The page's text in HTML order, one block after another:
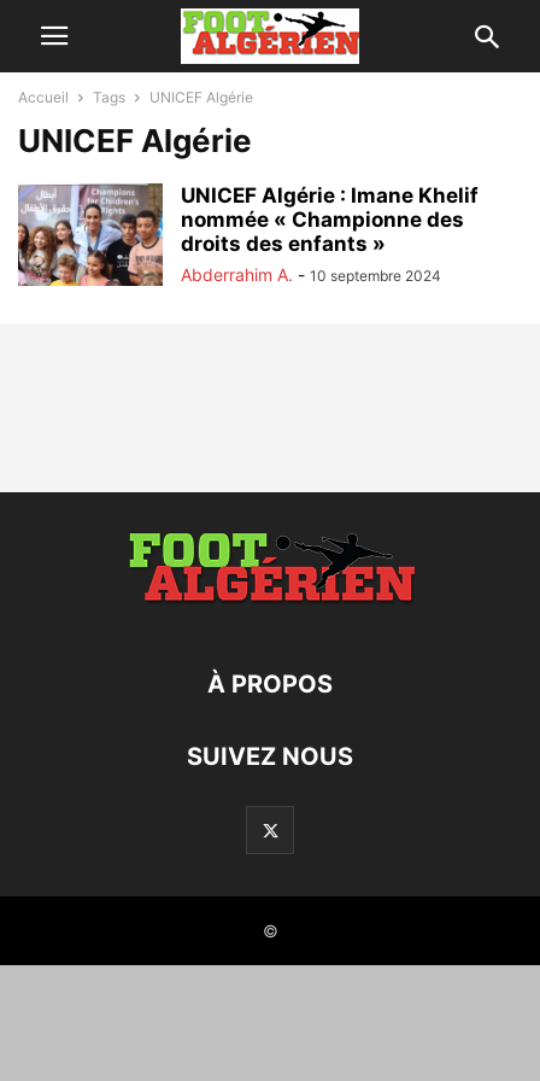
Accueil Tags UNICEF Algérie
UNICEF Algérie
UNICEF Algérie : Imane Khelif
nommée « Championne des
droits des enfants »
Abderrahim A. - 10 septembre 2024
À PROPOS
SUIVEZ NOUS
©